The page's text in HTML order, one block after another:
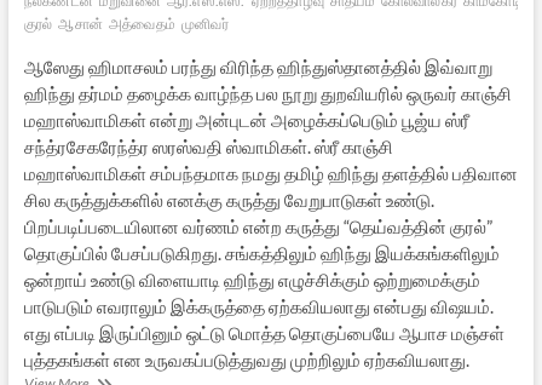
குரல் ஆசான் அத்வைதம் முனிவர்
ஆஸேது ஹிமாசலம் பரந்து விரிந்த ஹிந்துஸ்தானத்தில் இவ்வாறு
ஹிந்து தர்மம் தழைக்க வாழ்ந்த பல நூறு துறவியரில் ஒருவர் காஞ்சி
மஹாஸ்வாமிகள் என்று அன்புடன் அழைக்கப்பெடும் பூஜ்ய ஸ்ரீ
சந்த்ரசேகரேந்த்ர ஸரஸ்வதி ஸ்வாமிகள். ஸ்ரீ காஞ்சி
மஹாஸ்வாமிகள் சம்பந்தமாக நமது தமிழ் ஹிந்து தளத்தில் பதிவான
சில கருத்துக்களில் எனக்கு கருத்து வேறுபாடுகள் உண்டு.
பிறப்படிப்படையிலான வர்ணம் என்ற கருத்து “தெய்வத்தின் குரல்”
தொகுப்பில் பேசப்படுகிறது. சங்கத்திலும் ஹிந்து இயக்கங்களிலும்
ஒன்றாய் உண்டு விளையாடி ஹிந்து எழுச்சிக்கும் ஒற்றுமைக்கும்
பாடுபடும் எவராலும் இக்கருத்தை ஏற்கவியலாது என்பது விஷயம்.
எது எப்படி இருப்பினும் ஒட்டு மொத்த தொகுப்பையே ஆபாச மஞ்சள்
புத்தகங்கள் என உருவகப்படுத்துவது முற்றிலும் ஏற்கவியலாது.